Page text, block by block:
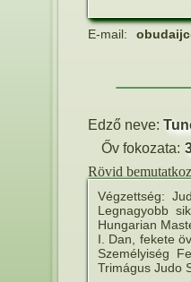
E-mail:
Edző neve:
Őv fokozata:
Rövid
Végzettség:
Legnagyobb
Hungarian
I. Dan, fekete
Személyiség
Trimágus Judo